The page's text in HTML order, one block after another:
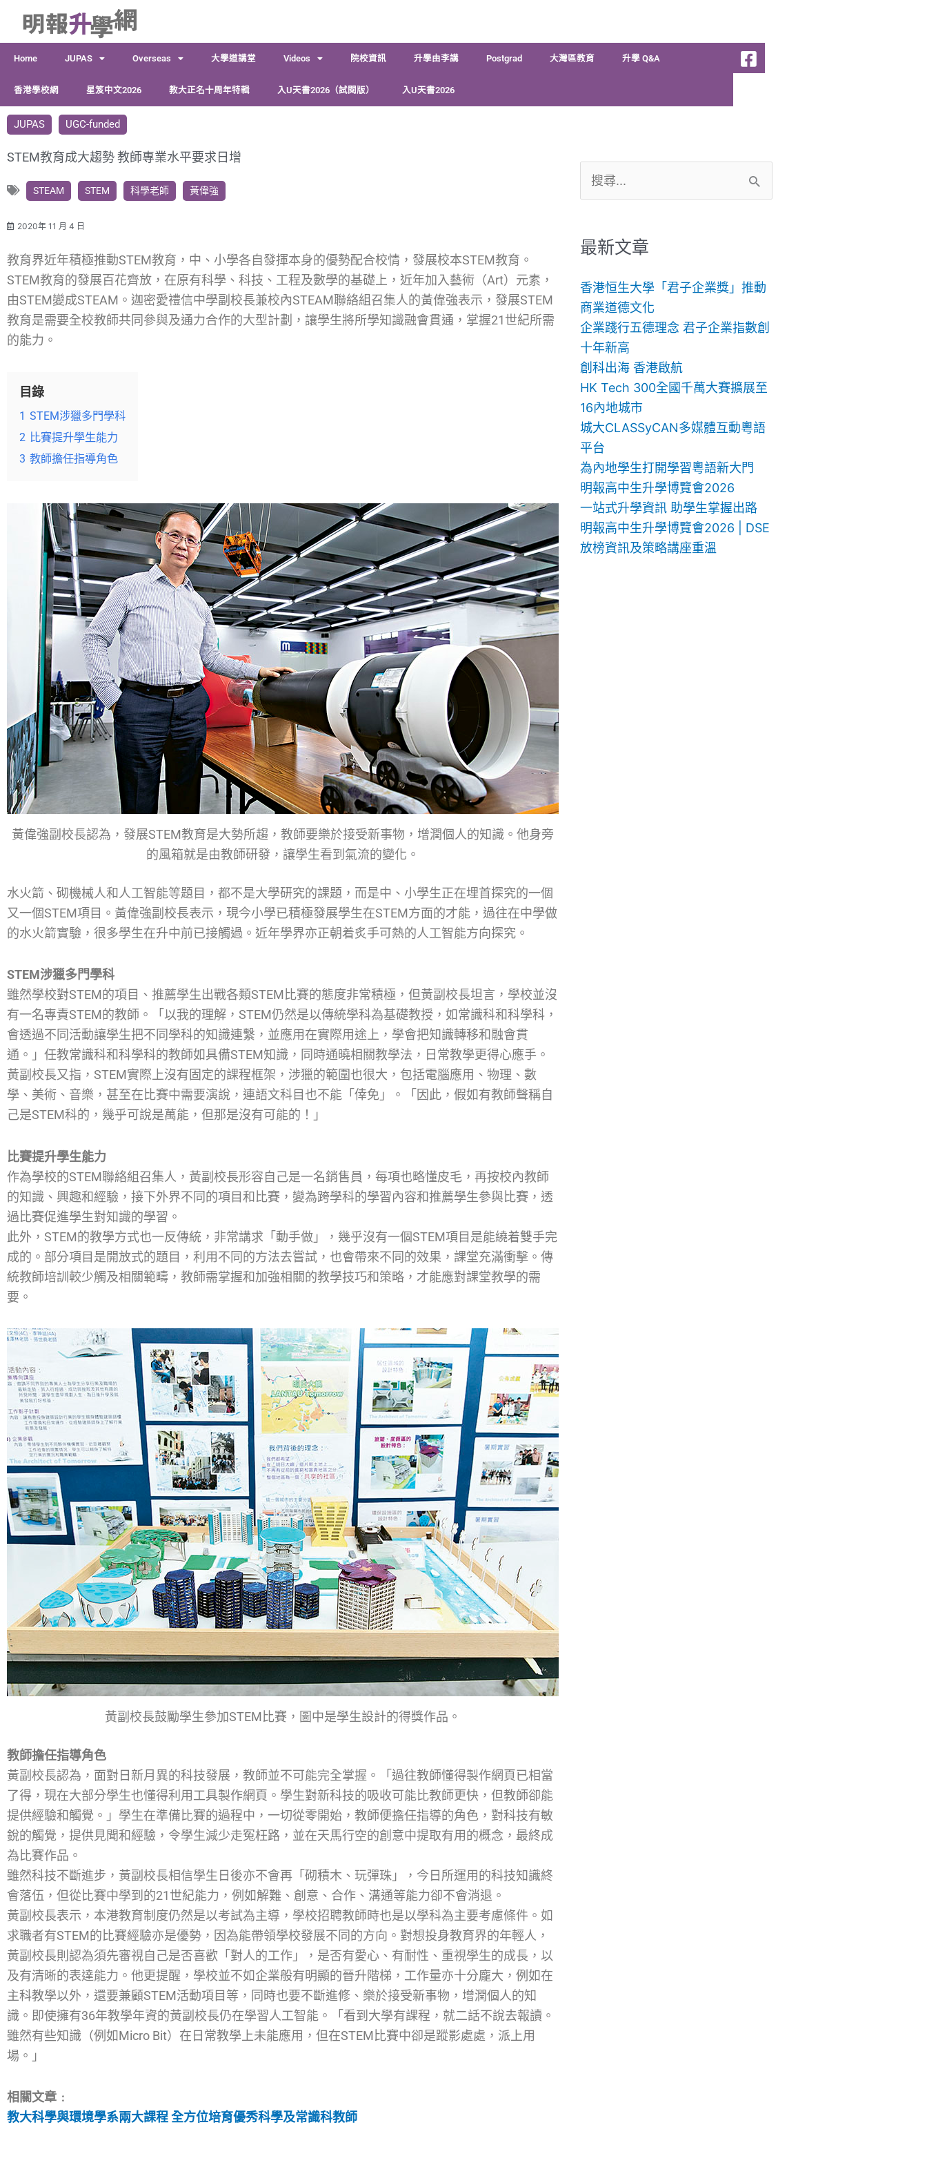
容
Home JUPAS Overseas 大學道講堂 Videos 院校資訊 升學由李講 Postgrad 大灣區教育 升學 Q&A
香港學校網 星笈中文2026 教大正名十周年特輯 入U天書2026（試閱版） 入U天書2026
JUPAS UGC-funded
STEM教育成大趨勢 教師專業水平要求日增
STEAM STEM 科學老師 黃偉強
2020年 11 月 4 日
教育界近年積極推動STEM教育，中、小學各自發揮本身的優勢配合校情，發展校本STEM教育。
STEM教育的發展百花齊放，在原有科學、科技、工程及數學的基礎上，近年加入藝術（Art）元素，
由STEM變成STEAM。迦密愛禮信中學副校長兼校內STEAM聯絡組召集人的黃偉強表示，發展STEM
教育是需要全校教師共同參與及通力合作的大型計劃，讓學生將所學知識融會貫通，掌握21世紀所需
的能力。
目錄
1 STEM涉獵多門學科
2 比賽提升學生能力
3 教師擔任指導角色
黃偉強副校長認為，發展STEM教育是大勢所趨，教師要樂於接受新事物，增潤個人的知識。他身旁
的風箱就是由教師研發，讓學生看到氣流的變化。
水火箭、砌機械人和人工智能等題目，都不是大學研究的課題，而是中、小學生正在埋首探究的一個
又一個STEM項目。黃偉強副校長表示，現今小學已積極發展學生在STEM方面的才能，過往在中學做
的水火箭實驗，很多學生在升中前已接觸過。近年學界亦正朝着炙手可熱的人工智能方向探究。
STEM涉獵多門學科
雖然學校對STEM的項目、推薦學生出戰各類STEM比賽的態度非常積極，但黃副校長坦言，學校並沒
有一名專責STEM的教師。「以我的理解，STEM仍然是以傳統學科為基礎教授，如常識科和科學科，
會透過不同活動讓學生把不同學科的知識連繫，並應用在實際用途上，學會把知識轉移和融會貫
通。」任教常識科和科學科的教師如具備STEM知識，同時通曉相關教學法，日常教學更得心應手。
黃副校長又指，STEM實際上沒有固定的課程框架，涉獵的範圍也很大，包括電腦應用、物理、數
學、美術、音樂，甚至在比賽中需要演說，連語文科目也不能「倖免」。「因此，假如有教師聲稱自
己是STEM科的，幾乎可說是萬能，但那是沒有可能的！」
比賽提升學生能力
作為學校的STEM聯絡組召集人，黃副校長形容自己是一名銷售員，每項也略懂皮毛，再按校內教師
的知識、興趣和經驗，接下外界不同的項目和比賽，變為跨學科的學習內容和推薦學生參與比賽，透
過比賽促進學生對知識的學習。
此外，STEM的教學方式也一反傳統，非常講求「動手做」，幾乎沒有一個STEM項目是能繞着雙手完
成的。部分項目是開放式的題目，利用不同的方法去嘗試，也會帶來不同的效果，課堂充滿衝擊。傳
統教師培訓較少觸及相關範疇，教師需掌握和加強相關的教學技巧和策略，才能應對課堂教學的需
要。
黃副校長鼓勵學生參加STEM比賽，圖中是學生設計的得獎作品。
教師擔任指導角色
黃副校長認為，面對日新月異的科技發展，教師並不可能完全掌握。「過往教師懂得製作網頁已相當
了得，現在大部分學生也懂得利用工具製作網頁。學生對新科技的吸收可能比教師更快，但教師卻能
提供經驗和觸覺。」學生在準備比賽的過程中，一切從零開始，教師便擔任指導的角色，對科技有敏
銳的觸覺，提供見聞和經驗，令學生減少走冤枉路，並在天馬行空的創意中提取有用的概念，最終成
為比賽作品。
雖然科技不斷進步，黃副校長相信學生日後亦不會再「砌積木、玩彈珠」，今日所運用的科技知識終
會落伍，但從比賽中學到的21世紀能力，例如解難、創意、合作、溝通等能力卻不會消退。
黃副校長表示，本港教育制度仍然是以考試為主導，學校招聘教師時也是以學科為主要考慮條件。如
求職者有STEM的比賽經驗亦是優勢，因為能帶領學校發展不同的方向。對想投身教育界的年輕人，
黃副校長則認為須先審視自己是否喜歡「對人的工作」，是否有愛心、有耐性、重視學生的成長，以
及有清晰的表達能力。他更提醒，學校並不如企業般有明顯的晉升階梯，工作量亦十分龐大，例如在
主科教學以外，還要兼顧STEM活動項目等，同時也要不斷進修、樂於接受新事物，增潤個人的知
識。即使擁有36年教學年資的黃副校長仍在學習人工智能。「看到大學有課程，就二話不說去報讀。
雖然有些知識（例如Micro Bit）在日常教學上未能應用，但在STEM比賽中卻是蹤影處處，派上用
場。」
相關文章﹕
教大科學與環境學系兩大課程 全方位培育優秀科學及常識科教師
尋
鍵
最新文章
香港恒生大學「君子企業獎」推動
商業道德文化
企業踐行五德理念 君子企業指數創
十年新高
創科出海 香港啟航
HK Tech 300全國千萬大賽擴展至
16內地城市
城大CLASSyCAN多媒體互動粵語
平台
為內地學生打開學習粵語新大門
明報高中生升學博覽會2026
一站式升學資訊 助學生掌握出路
明報高中生升學博覽會2026 | DSE
放榜資訊及策略講座重溫